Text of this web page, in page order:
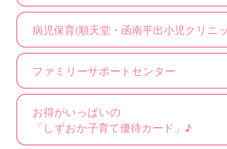
病児保育(順天堂・函南平出小児クリ
ファミリーサポートセンター
お得がいっぱいの
「しずおか子育て優待カード」♪